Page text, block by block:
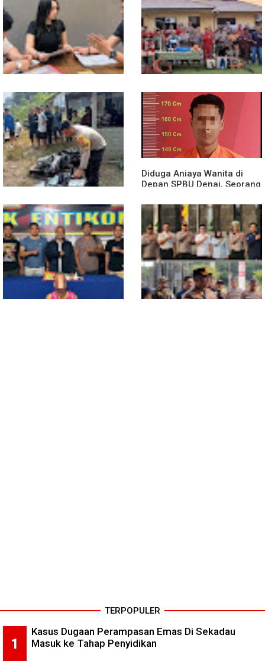
13 Jam Berjuang, Polsek
Toba dan Warga Berhasil
Jinakkan Karhutla 7 Hektare
di Desa Bagan Asam
Mobil Box Terjun ke Jurang
Depan KC, Diduga Rem
Blong
Diduga Jadi Korban
Penyebaran Foto Pribadi
dan Dicemarkan di TikTok,
AF Lapor ke Polda Sumut
Polsek Entikong Gelar Apel
Siaga Karhutla 2026, Sinergi
Lintas Sektor Cegah
Kebakaran Hutan dan Lahan
Truk Kontainer Oleng Tabrak
Vario, Warga Kapuas
Meninggal di Dusun Mak
Tampong
Diduga Aniaya Wanita di
Depan SPBU Denai, Seorang
Medan Area
TERPOPULER
Kasus Dugaan Perampasan Emas Di Sekadau
Masuk ke Tahap Penyidikan